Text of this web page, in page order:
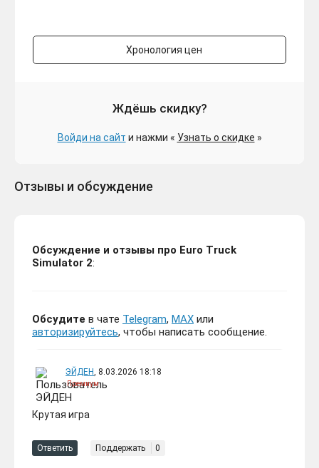
Euro Truck Simulator 2
Cabin Accessories🔴БEЗ
158 ₽
Хронология цен
Ждёшь скидку?
Войди на сайт и нажми « Узнать о скидке »
Отзывы и обсуждение
Обсуждение и отзывы про Euro Truck
Simulator 2:
Обсудите в чате Telegram, MAX или
авторизируйтесь, чтобы написать сообщение.
ЭЙДЕН, 8.03.2026 18:18
Премиум
Крутая игра
Ответить Поддержать 0